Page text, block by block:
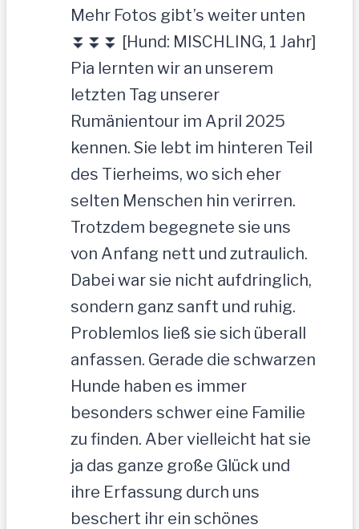
Mehr Fotos gibt’s weiter unten
⏬⏬⏬ [Hund: MISCHLING, 1 Jahr]
Pia lernten wir an unserem
letzten Tag unserer
Rumänientour im April 2025
kennen. Sie lebt im hinteren Teil
des Tierheims, wo sich eher
selten Menschen hin verirren.
Trotzdem begegnete sie uns
von Anfang nett und zutraulich.
Dabei war sie nicht aufdringlich,
sondern ganz sanft und ruhig.
Problemlos ließ sie sich überall
anfassen. Gerade die schwarzen
Hunde haben es immer
besonders schwer eine Familie
zu finden. Aber vielleicht hat sie
ja das ganze große Glück und
ihre Erfassung durch uns
beschert ihr ein schönes